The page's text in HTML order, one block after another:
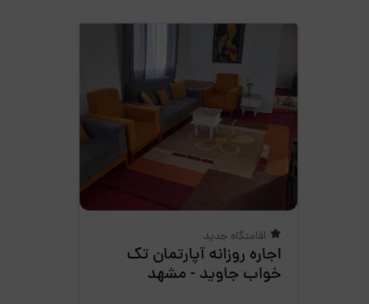
اقامتگاه جدید
اجاره روزانه آپارتمان تک
خواب جاوید - مشهد